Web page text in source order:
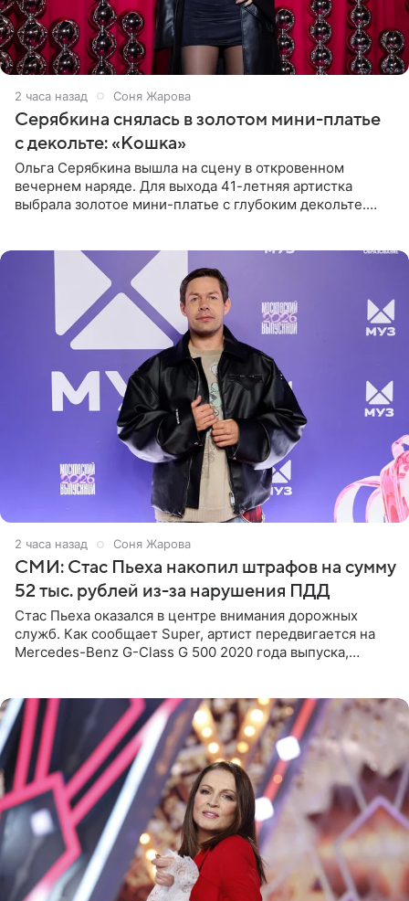
2 часа назад Соня Жарова
Серябкина снялась в золотом мини-платье
с декольте: «Кошка»
Ольга Серябкина вышла на сцену в откровенном
вечернем наряде. Для выхода 41-летняя артистка
выбрала золотое мини-платье с глубоким декольте.
2 часа назад Соня Жарова
СМИ: Стас Пьеха накопил штрафов на сумму
52 тыс. рублей из-за нарушения ПДД
Стас Пьеха оказался в центре внимания дорожных
служб. Как сообщает Super, артист передвигается на
Mercedes-Benz G-Class G 500 2020 года выпуска,